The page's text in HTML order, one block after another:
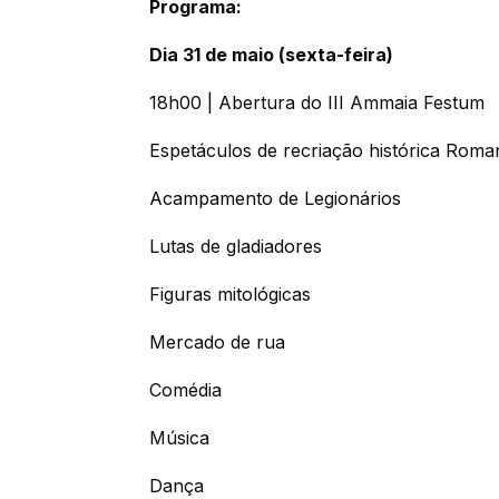
Programa:
Dia 31 de maio (sexta-feira)
18h00 | Abertura do III Ammaia Festum
Espetáculos de recriação histórica
Acampamento de Legionários
Lutas de gladiadores
Figuras mitológicas
Mercado de rua
Comédia
Música
Dança